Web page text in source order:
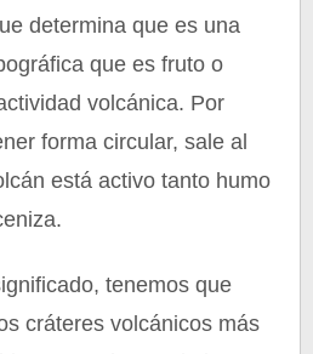
determina que es una
que es fruto o
volcánica. Por
forma circular, sale al
está activo tanto humo
tenemos que
cráteres volcánicos más